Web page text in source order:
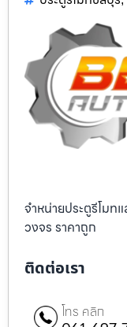
จำหน่ายประตูรีโมท
วงจร ราคาถูก
ติดต่อเรา
โทร คลิก